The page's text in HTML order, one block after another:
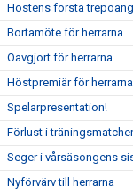
Höstens första
Bortamöte för herrarna
Oavgjort för herrarna
Höstpremiär för herrarna
Spelarpresentation!
Förlust i
Seger i vårsäsongens
Nyförvärv till herrarna